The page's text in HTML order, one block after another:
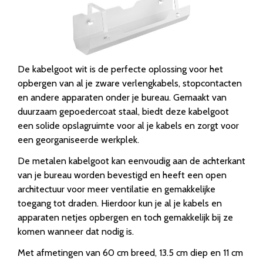
De kabelgoot wit is de perfecte oplossing voor het
opbergen van al je zware verlengkabels, stopcontacten
en andere apparaten onder je bureau. Gemaakt van
duurzaam gepoedercoat staal, biedt deze kabelgoot
een solide opslagruimte voor al je kabels en zorgt voor
een georganiseerde werkplek.
De metalen kabelgoot kan eenvoudig aan de achterkant
van je bureau worden bevestigd en heeft een open
architectuur voor meer ventilatie en gemakkelijke
toegang tot draden. Hierdoor kun je al je kabels en
apparaten netjes opbergen en toch gemakkelijk bij ze
komen wanneer dat nodig is.
Met afmetingen van 60 cm breed, 13.5 cm diep en 11 cm